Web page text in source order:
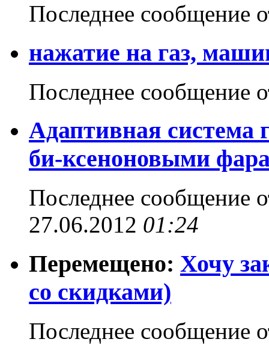
Последнее сообщение
нажатие на газ,
Последнее сообщение
Адаптивная система
би-ксеноновыми
Последнее сообщение
27.06.2012 01:24
Перемещено: Хочу
со скидками)
Последнее сообщение